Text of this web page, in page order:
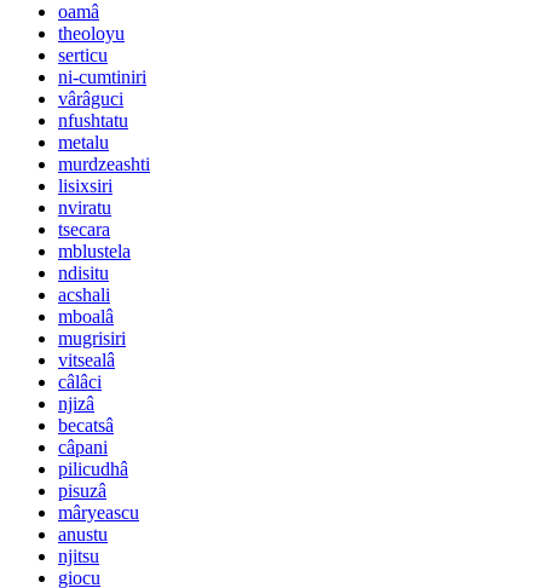
oamâ
theoloyu
serticu
ni-cumtiniri
vârâguci
nfushtatu
metalu
murdzeashti
lisixsiri
nviratu
tsecara
mblustela
ndisitu
acshali
mboalâ
mugrisiri
vitsealâ
câlâci
njizâ
becatsâ
câpani
pilicudhâ
pisuzâ
mâryeascu
anustu
njitsu
giocu